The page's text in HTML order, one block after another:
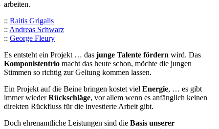
arbeiten.
:: Raitis Grigalis
:: Andreas Schwarz
:: George Fleury
Es entsteht ein Projekt … das junge Talente fördern wird. Das
Komponistentrio macht das heute schon, möchte die jungen
Stimmen so richtig zur Geltung kommen lassen.
Ein Projekt auf die Beine bringen kostet viel Energie, … es gibt
immer wiederRückschläge, vor allem wenn es anfänglich keinen
direkten Rückfluss für die investierte Arbeit gibt.
Doch ehrenamtliche Leistungen sind die Basis unserer